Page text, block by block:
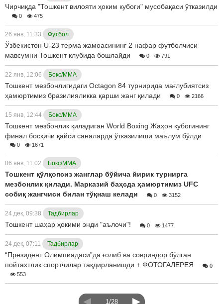
Чирчиқда "Тошкент вилояти ҳоким кубоги" мусобақаси ўтказилди
0 475
26 янв, 11:33 Футбол
Ўзбекистон U-23 терма жамоасининг 2 нафар футболчиси
мавсумни Тошкент клубида бошлайди
0 791
22 янв, 12:06 Бокс/ММА
Тошкент мезбонлигидаги Octagon 84 турнирида мағлубиятсиз
ҳамюртимиз бразилияликка қарши жанг қилади
0 2166
15 янв, 12:44 Бокс/ММА
Тошкент мезбонлик қиладиган World Boxing Жаҳон кубогининг
финал босқичи қайси саналарда ўтказилиши маълум бўлди
0 1671
06 янв, 11:02 Бокс/ММА
Тошкент қўлқопсиз жанглар бўйича йирик турнирга
мезбонлик қилади. Марказий баҳсда ҳамюртимиз UFC
собиқ жангчиси билан тўқнаш келади
0 3152
24 дек, 09:38 Тадбирлар
Тошкент шаҳар ҳокими энди "аълочи"! 0 1477
24 дек, 07:11 Тадбирлар
“Президент Олимпиадаси”да ғолиб ва совриндор бўлган
пойтахтлик спортчилар тақдирланишди + ФОТОГАЛЕРЕЯ
0
553
1/28